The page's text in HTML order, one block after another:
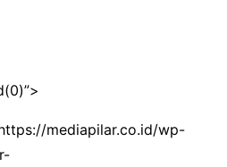
mediapilar.co.id/wp-